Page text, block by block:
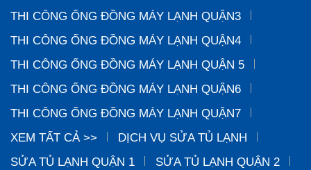
THI CÔNG ỐNG ĐỒNG MÁY LẠNH QUẬN3
THI CÔNG ỐNG ĐỒNG MÁY LẠNH QUẬN4
THI CÔNG ỐNG ĐỒNG MÁY LẠNH QUẬN 5
THI CÔNG ỐNG ĐỒNG MÁY LẠNH QUẬN6
THI CÔNG ỐNG ĐỒNG MÁY LẠNH QUẬN7
XEM TẤT CẢ >>
DỊCH VỤ SỬA TỦ LẠNH
SỬA TỦ LẠNH QUẬN 1
SỬA TỦ LẠNH QUẬN 2